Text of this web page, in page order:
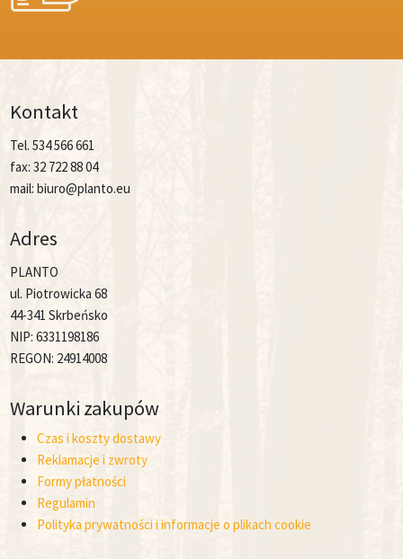
Kontakt
Tel. 534 566 661
fax: 32 722 88 04
mail: biuro@planto.eu
Adres
PLANTO
ul. Piotrowicka 68
44-341 Skrbeńsko
NIP: 6331198186
REGON: 24914008
Warunki zakupów
Czas i koszty dostawy
Reklamacje i zwroty
Formy płatności
Regulamin
Polityka prywatności i informacje o plikach cookie